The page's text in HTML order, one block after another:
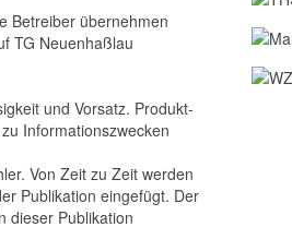
Betreiber übernehmen
TG Neuenhaßlau
und Vorsatz. Produkt-
Informationszwecken
Von Zeit zu Zeit werden
Publikation eingefügt. Der
dieser Publikation